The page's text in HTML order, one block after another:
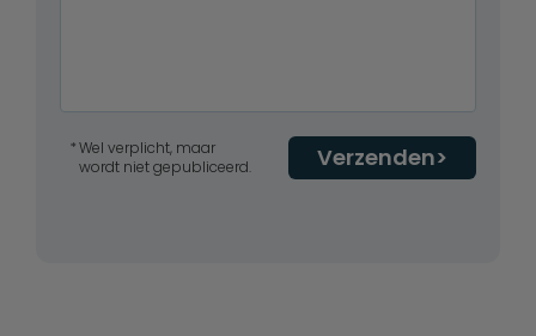
Verzenden
Wel verplicht, maar
wordt niet gepubliceerd.